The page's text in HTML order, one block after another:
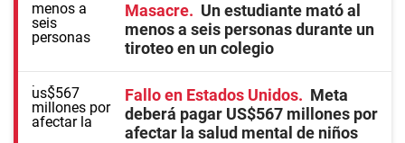
Masacre
Un estudiante mató al
menos a seis personas durante un
tiroteo en un colegio
Fallo en Estados Unidos
Meta
deberá pagar US$567 millones por
afectar la salud mental de niños